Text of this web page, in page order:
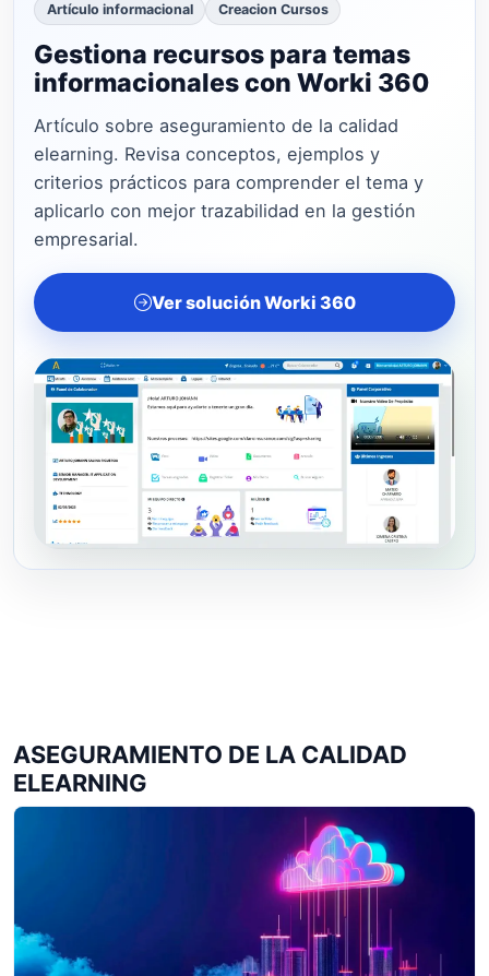
Artículo informacional
Creacion Cursos
Gestiona recursos para temas
informacionales con Worki 360
Artículo sobre aseguramiento de la calidad
elearning. Revisa conceptos, ejemplos y
criterios prácticos para comprender el tema y
aplicarlo con mejor trazabilidad en la gestión
empresarial.
Ver solución Worki 360
ASEGURAMIENTO DE LA CALIDAD
ELEARNING